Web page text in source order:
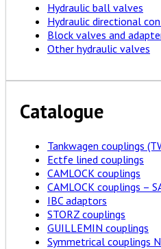
Hydraulic ball valves
Hydraulic directional
Block valves and
Other hydraulic valves
Catalogue
Tankwagen couplings
Ectfe lined couplings
CAMLOCK couplings
CAMLOCK couplings –
IBC adaptors
STORZ couplings
GUILLEMIN couplings
Symmetrical couplings